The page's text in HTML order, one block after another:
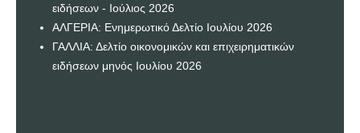
ειδήσεων - Ιούλιος 2026
ΑΛΓΕΡΙΑ: Ενημερωτικό Δελτίο Ιουλίου 2026
ΓΑΛΛΙΑ: Δελτίο οικονομικών και επιχειρηματικών
ειδήσεων μηνός Ιουλίου 2026